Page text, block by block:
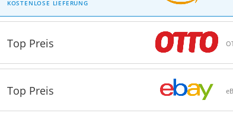
KOSTENLOSE LIEFERUNG
Top Preis
Top Preis